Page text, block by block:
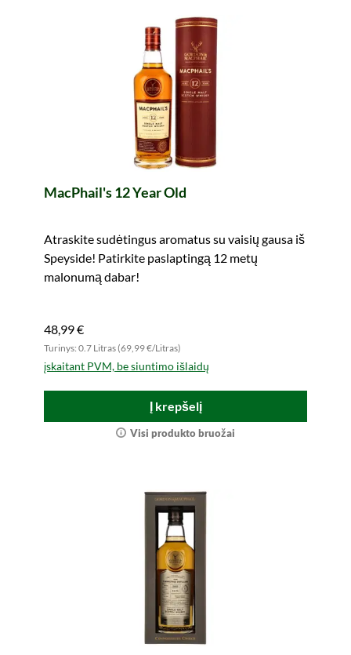
MacPhail's 12 Year Old
Atraskite sudėtingus aromatus su vaisių gausa iš
Speyside! Patirkite paslaptingą 12 metų
malonumą dabar!
48,99 €
Turinys: 0.7 Litras (69,99 €/Litras)
įskaitant PVM, be siuntimo išlaidų
Į krepšelį
Visi produkto bruožai